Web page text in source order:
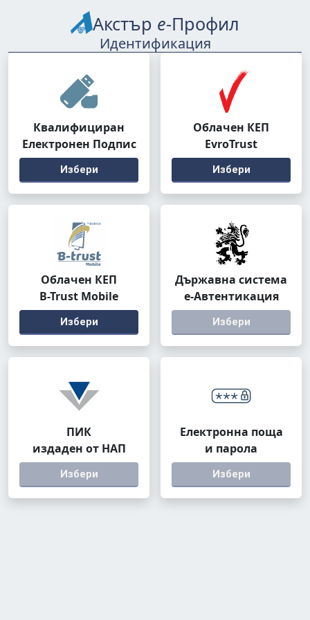
Акстър е-Профил
Идентификация
Квалифициран
Електронен Подпис
Избери
Облачен КЕП
EvroTrust
Избери
Облачен КЕП
B-Trust Mobile
Избери
Държавна система
е-Автентикация
Избери
ПИК
издаден от НАП
Избери
Електронна поща
и парола
Избери